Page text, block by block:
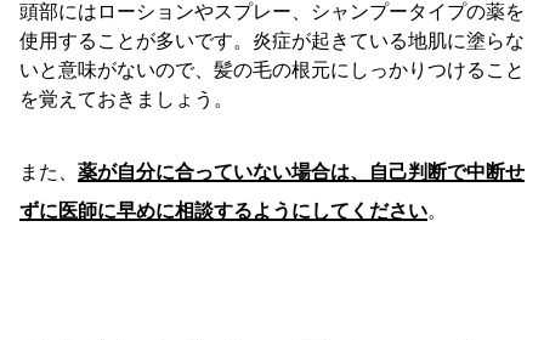
頭部にはローションやスプレー、シャンプータイプの薬を
使用することが多いです。炎症が起きている地肌に塗らな
いと意味がないので、髪の毛の根元にしっかりつけること
を覚えておきましょう。
また、 薬が自分に合っていない場合は、自己判断で中断せ
ずに医師に早めに相談するようにしてください。